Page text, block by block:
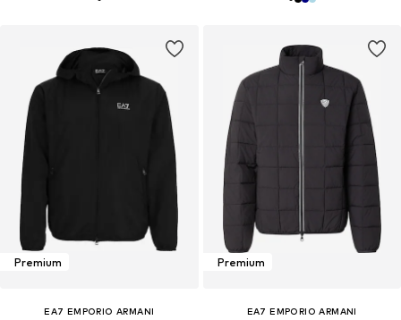
Premium
EA7 EMPORIO ARMANI
Premium
EA7 EMPORIO ARMANI